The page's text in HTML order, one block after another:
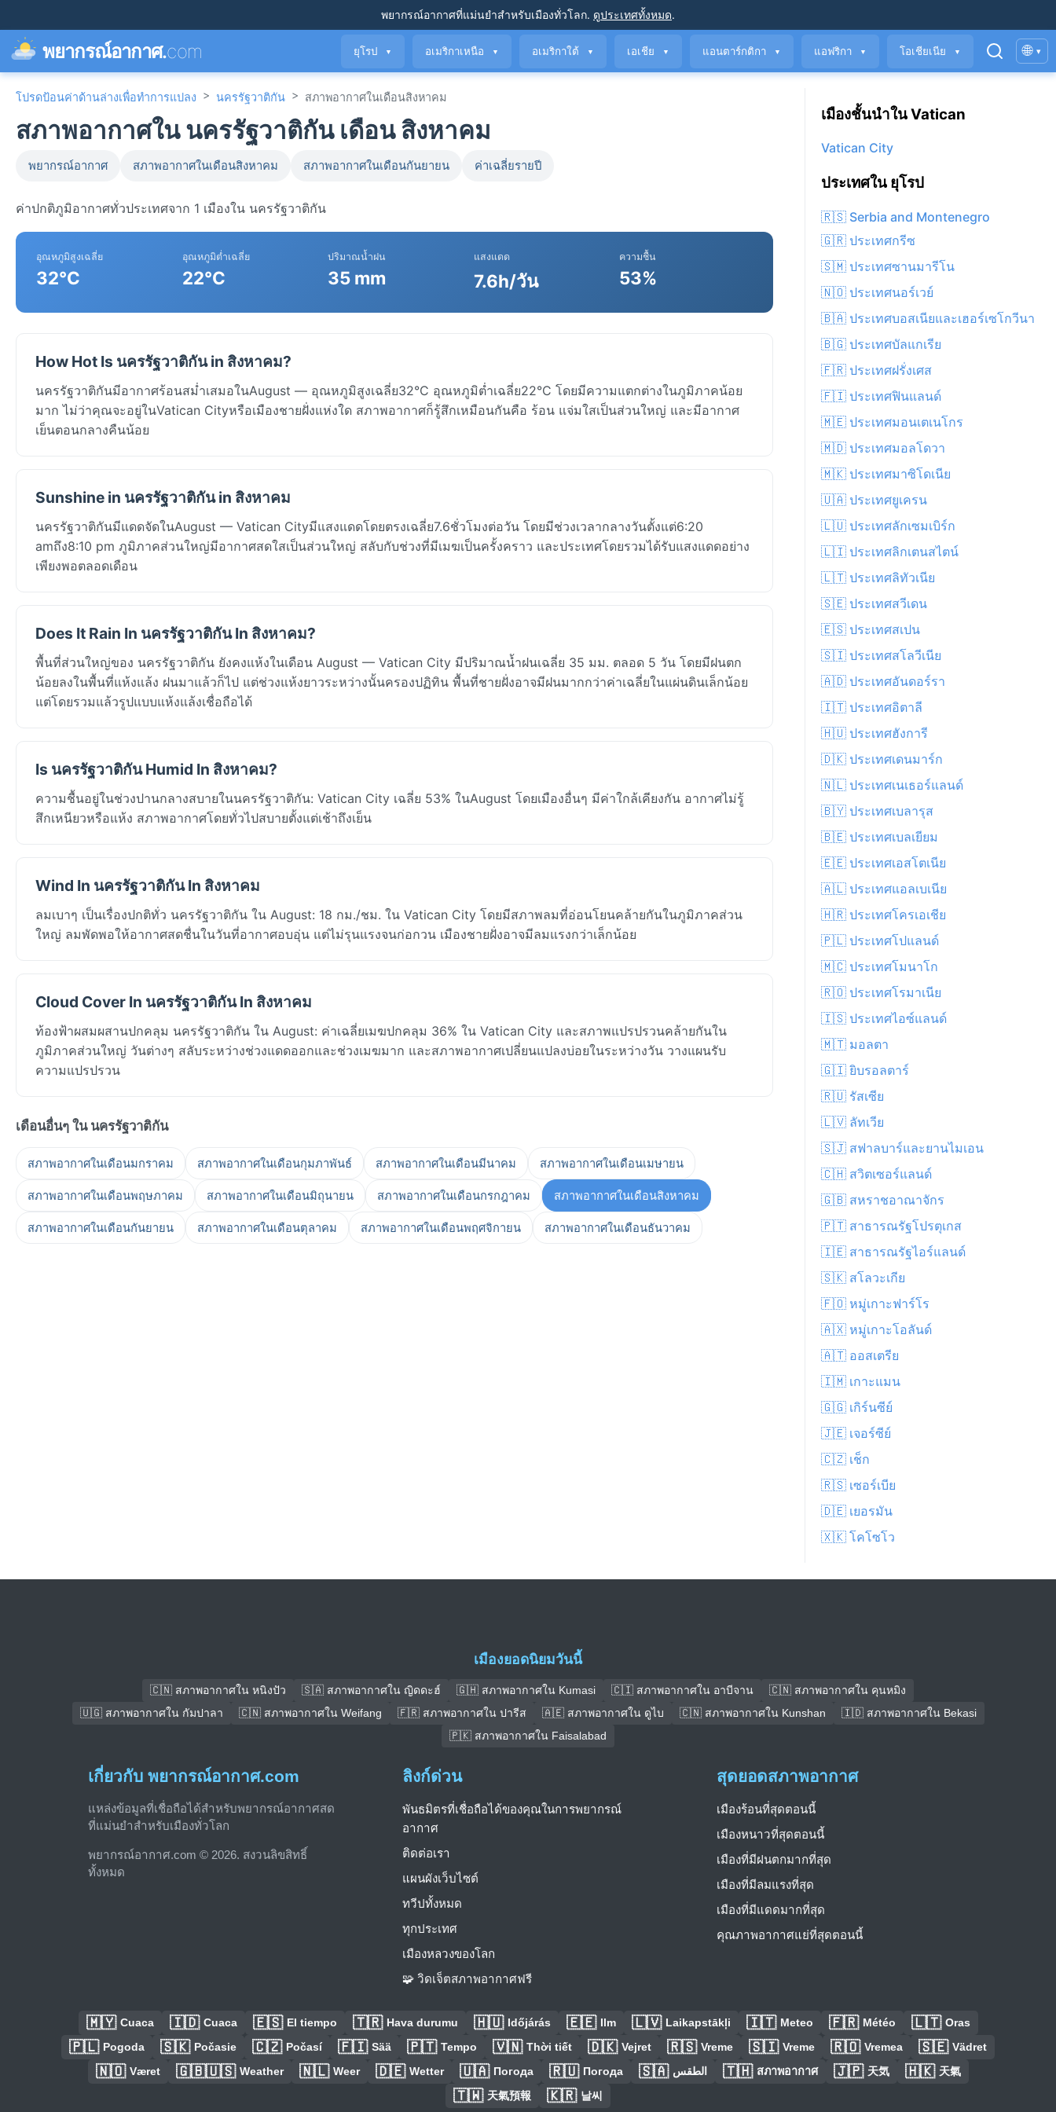
พยากรณ์อากาศที่แม่นยำสำหรับเมืองทั่วโลก. ดูประเทศทั้งหมด.
พยากรณ์อากาศ.com ยุโรป ▼ อเมริกาเหนือ ▼ อเมริกาใต้ ▼ เอเชีย ▼ แอนตาร์กติกา ▼ แอฟริกา ▼ โอเชียเนีย ▼ 🌐 ▾
โปรดป้อนค่าด้านล่างเพื่อทำการแปลง > นครรัฐวาติกัน > สภาพอากาศในเดือนสิงหาคม
สภาพอากาศใน นครรัฐวาติกัน เดือน สิงหาคม
พยากรณ์อากาศ สภาพอากาศในเดือนสิงหาคม สภาพอากาศในเดือนกันยายน ค่าเฉลี่ยรายปี
ค่าปกติภูมิอากาศทั่วประเทศจาก 1 เมืองใน นครรัฐวาติกัน
อุณหภูมิสูงเฉลี่ย
32°C
อุณหภูมิต่ำเฉลี่ย
22°C
ปริมาณน้ำฝน
35 mm
แสงแดด
7.6h/วัน
ความชื้น
53%
How Hot Is นครรัฐวาติกัน in สิงหาคม?
นครรัฐวาติกันมีอากาศร้อนสม่ำเสมอในAugust — อุณหภูมิสูงเฉลี่ย32°C อุณหภูมิต่ำเฉลี่ย22°C โดยมีความแตกต่างในภูมิภาคน้อย
มาก ไม่ว่าคุณจะอยู่ในVatican Cityหรือเมืองชายฝั่งแห่งใด สภาพอากาศก็รู้สึกเหมือนกันคือ ร้อน แจ่มใสเป็นส่วนใหญ่ และมีอากาศ
เย็นตอนกลางคืนน้อย
Sunshine in นครรัฐวาติกัน in สิงหาคม
นครรัฐวาติกันมีแดดจัดในAugust — Vatican Cityมีแสงแดดโดยตรงเฉลี่ย7.6ชั่วโมงต่อวัน โดยมีช่วงเวลากลางวันตั้งแต่6:20
amถึง8:10 pm ภูมิภาคส่วนใหญ่มีอากาศสดใสเป็นส่วนใหญ่ สลับกับช่วงที่มีเมฆเป็นครั้งคราว และประเทศโดยรวมได้รับแสงแดดอย่าง
เพียงพอตลอดเดือน
Does It Rain In นครรัฐวาติกัน In สิงหาคม?
พื้นที่ส่วนใหญ่ของ นครรัฐวาติกัน ยังคงแห้งในเดือน August — Vatican City มีปริมาณน้ำฝนเฉลี่ย 35 มม. ตลอด 5 วัน โดยมีฝนตก
น้อยลงในพื้นที่แห้งแล้ง ฝนมาแล้วก็ไป แต่ช่วงแห้งยาวระหว่างนั้นครองปฏิทิน พื้นที่ชายฝั่งอาจมีฝนมากกว่าค่าเฉลี่ยในแผ่นดินเล็กน้อย
แต่โดยรวมแล้วรูปแบบแห้งแล้งเชื่อถือได้
Is นครรัฐวาติกัน Humid In สิงหาคม?
ความชื้นอยู่ในช่วงปานกลางสบายในนครรัฐวาติกัน: Vatican City เฉลี่ย 53% ในAugust โดยเมืองอื่นๆ มีค่าใกล้เคียงกัน อากาศไม่รู้
สึกเหนียวหรือแห้ง สภาพอากาศโดยทั่วไปสบายตั้งแต่เช้าถึงเย็น
Wind In นครรัฐวาติกัน In สิงหาคม
ลมเบาๆ เป็นเรื่องปกติทั่ว นครรัฐวาติกัน ใน August: 18 กม./ชม. ใน Vatican City โดยมีสภาพลมที่อ่อนโยนคล้ายกันในภูมิภาคส่วน
ใหญ่ ลมพัดพอให้อากาศสดชื่นในวันที่อากาศอบอุ่น แต่ไม่รุนแรงจนก่อกวน เมืองชายฝั่งอาจมีลมแรงกว่าเล็กน้อย
Cloud Cover In นครรัฐวาติกัน In สิงหาคม
ท้องฟ้าผสมผสานปกคลุม นครรัฐวาติกัน ใน August: ค่าเฉลี่ยเมฆปกคลุม 36% ใน Vatican City และสภาพแปรปรวนคล้ายกันใน
ภูมิภาคส่วนใหญ่ วันต่างๆ สลับระหว่างช่วงแดดออกและช่วงเมฆมาก และสภาพอากาศเปลี่ยนแปลงบ่อยในระหว่างวัน วางแผนรับ
ความแปรปรวน
เดือนอื่นๆ ใน นครรัฐวาติกัน
สภาพอากาศในเดือนมกราคม สภาพอากาศในเดือนกุมภาพันธ์ สภาพอากาศในเดือนมีนาคม สภาพอากาศในเดือนเมษายน
สภาพอากาศในเดือนพฤษภาคม สภาพอากาศในเดือนมิถุนายน สภาพอากาศในเดือนกรกฎาคม สภาพอากาศในเดือนสิงหาคม
สภาพอากาศในเดือนกันยายน สภาพอากาศในเดือนตุลาคม สภาพอากาศในเดือนพฤศจิกายน สภาพอากาศในเดือนธันวาคม
เมืองชั้นนำใน Vatican
Vatican City
ประเทศใน ยุโรป
🇷🇸 Serbia and Montenegro
🇬🇷 ประเทศกรีซ
🇸🇲 ประเทศซานมารีโน
🇳🇴 ประเทศนอร์เวย์
🇧🇦 ประเทศบอสเนียและเฮอร์เซโกวีนา
🇧🇬 ประเทศบัลแกเรีย
🇫🇷 ประเทศฝรั่งเศส
🇫🇮 ประเทศฟินแลนด์
🇲🇪 ประเทศมอนเตเนโกร
🇲🇩 ประเทศมอลโดวา
🇲🇰 ประเทศมาซิโดเนีย
🇺🇦 ประเทศยูเครน
🇱🇺 ประเทศลักเซมเบิร์ก
🇱🇮 ประเทศลิกเตนสไตน์
🇱🇹 ประเทศลิทัวเนีย
🇸🇪 ประเทศสวีเดน
🇪🇸 ประเทศสเปน
🇸🇮 ประเทศสโลวีเนีย
🇦🇩 ประเทศอันดอร์รา
🇮🇹 ประเทศอิตาลี
🇭🇺 ประเทศฮังการี
🇩🇰 ประเทศเดนมาร์ก
🇳🇱 ประเทศเนเธอร์แลนด์
🇧🇾 ประเทศเบลารุส
🇧🇪 ประเทศเบลเยียม
🇪🇪 ประเทศเอสโตเนีย
🇦🇱 ประเทศแอลเบเนีย
🇭🇷 ประเทศโครเอเชีย
🇵🇱 ประเทศโปแลนด์
🇲🇨 ประเทศโมนาโก
🇷🇴 ประเทศโรมาเนีย
🇮🇸 ประเทศไอซ์แลนด์
🇲🇹 มอลตา
🇬🇮 ยิบรอลตาร์
🇷🇺 รัสเซีย
🇱🇻 ลัทเวีย
🇸🇯 สฟาลบาร์และยานไมเอน
🇨🇭 สวิตเซอร์แลนด์
🇬🇧 สหราชอาณาจักร
🇵🇹 สาธารณรัฐโปรตุเกส
🇮🇪 สาธารณรัฐไอร์แลนด์
🇸🇰 สโลวะเกีย
🇫🇴 หมู่เกาะฟาร์โร
🇦🇽 หมู่เกาะโอลันด์
🇦🇹 ออสเตรีย
🇮🇲 เกาะแมน
🇬🇬 เกิร์นซีย์
🇯🇪 เจอร์ซีย์
🇨🇿 เช็ก
🇷🇸 เซอร์เบีย
🇩🇪 เยอรมัน
🇽🇰 โคโซโว
เมืองยอดนิยมวันนี้
🇨🇳 สภาพอากาศใน หนิงปัว 🇸🇦 สภาพอากาศใน ญิดดะฮ์ 🇬🇭 สภาพอากาศใน Kumasi 🇨🇮 สภาพอากาศใน อาบีจาน
🇨🇳 สภาพอากาศใน คุนหมิง
🇺🇬 สภาพอากาศใน กัมปาลา
🇨🇳 สภาพอากาศใน Weifang 🇫🇷 สภาพอากาศใน ปารีส 🇦🇪 สภาพอากาศใน ดูไบ 🇨🇳 สภาพอากาศใน Kunshan
🇮🇩 สภาพอากาศใน Bekasi
🇵🇰 สภาพอากาศใน Faisalabad
เกี่ยวกับ พยากรณ์อากาศ.com
แหล่งข้อมูลที่เชื่อถือได้สำหรับพยากรณ์อากาศสด
ที่แม่นยำสำหรับเมืองทั่วโลก
พยากรณ์อากาศ.com © 2026. สงวนลิขสิทธิ์
ทั้งหมด
ลิงก์ด่วน
พันธมิตรที่เชื่อถือได้ของคุณในการพยากรณ์
อากาศ
ติดต่อเรา
แผนผังเว็บไซต์
ทวีปทั้งหมด
ทุกประเทศ
เมืองหลวงของโลก
🧩 วิดเจ็ตสภาพอากาศฟรี
สุดยอดสภาพอากาศ
เมืองร้อนที่สุดตอนนี้
เมืองหนาวที่สุดตอนนี้
เมืองที่มีฝนตกมากที่สุด
เมืองที่มีลมแรงที่สุด
เมืองที่มีแดดมากที่สุด
คุณภาพอากาศแย่ที่สุดตอนนี้
🇲🇾 Cuaca 🇮🇩 Cuaca 🇪🇸 El tiempo 🇹🇷 Hava durumu 🇭🇺 Időjárás 🇪🇪 Ilm 🇱🇻 Laikapstākļi 🇮🇹 Meteo 🇫🇷 Météo 🇱🇹 Oras
🇵🇱 Pogoda 🇸🇰 Počasie 🇨🇿 Počasí 🇫🇮 Sää 🇵🇹 Tempo 🇻🇳 Thời tiết 🇩🇰 Vejret 🇷🇸 Vreme 🇸🇮 Vreme 🇷🇴 Vremea 🇸🇪 Vädret
🇳🇴 Været 🇬🇧🇺🇸 Weather 🇳🇱 Weer 🇩🇪 Wetter 🇺🇦 Погода 🇷🇺 Погода 🇸🇦 الطقس 🇹🇭 สภาพอากาศ 🇯🇵 天気 🇭🇰 天氣
🇹🇼 天氣預報 🇰🇷 날씨